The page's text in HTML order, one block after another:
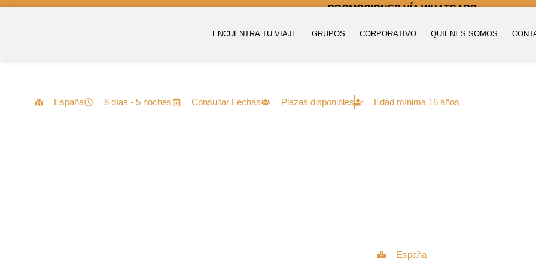
PROMOCIONES VÍA WHATSAPP
ENCUENTRA TU VIAJE GRUPOS CORPORATIVO QUIÉNES SOMOS
España 6 días - 5 noches Consultar Fechas Plazas disponibles Edad mínima 18 años
España